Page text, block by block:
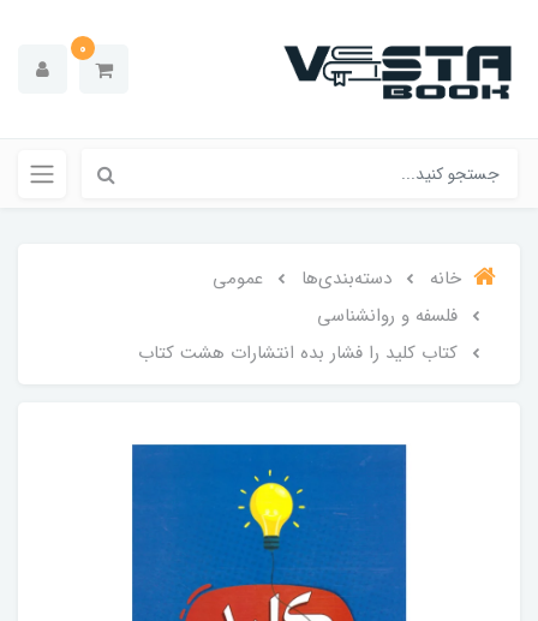
0
خانه دسته‌بندی‌ها
عمومی
فلسفه و روانشناسی
کتاب کلید را فشار بده انتشارات هشت کتاب